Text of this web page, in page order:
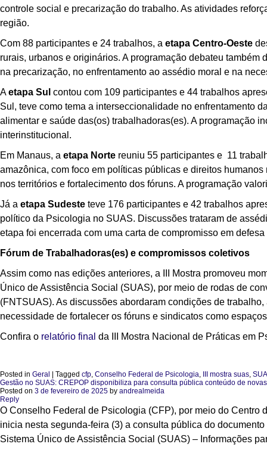
controle social e precarização do trabalho. As atividades
região.
Com 88 participantes e 24 trabalhos, a etapa Centro-Oeste
rurais, urbanos e originários. A programação debateu
na precarização, no enfrentamento ao assédio moral e na
Aetapa Sul contou com 109 participantes e 44 trabalhos
Sul, teve como tema a interseccionalidade no enfrentamento
alimentar e saúde das(os) trabalhadoras(es). A programação
interinstitucional.
Em Manaus, a etapa Norte reuniu 55 participantes e 11
amazônica, com foco em políticas públicas e direitos
nos territórios e fortalecimento dos fóruns. A programação
Já a etapa Sudeste teve 176 participantes e 42 trabalhos
político da Psicologia no SUAS. Discussões trataram de
etapa foi encerrada com uma carta de compromisso em
Fórum de Trabalhadoras(es) e compromissos coletivos
Assim como nas edições anteriores, a III Mostra promoveu
Único de Assistência Social (SUAS), por meio de rodas de
(FNTSUAS). As discussões abordaram condições de
necessidade de fortalecer os fóruns e sindicatos como
Confira o relatório final da III Mostra Nacional de Práticas em
Posted in Geral Tagged cfp, Conselho Federal de Psicologia, III mostra suas,
Gestão no SUAS: CREPOP disponibiliza para consulta pública conteúdo de
Posted on 3 de fevereiro de 2025 by andrealmeida
Reply
O Conselho Federal de Psicologia (CFP), por meio do
inicia nesta segunda-feira (3) a consulta pública do
Sistema Único de Assistência Social (SUAS) – Informações